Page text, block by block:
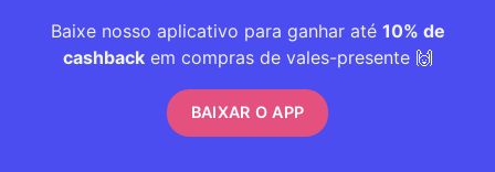
Baixe nosso aplicativo para ganhar até 10% de
cashbackem compras de vales-presente 🙌
BAIXAR O APP